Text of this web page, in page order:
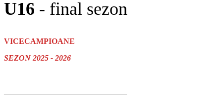
U16 - final sezon
VICECAMPIOANE
SEZON 2025 - 2026